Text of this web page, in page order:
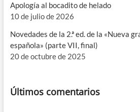
Apología al bocadito de helado
10 de julio de 2026
Novedades de la 2.ª ed. de la «Nueva
española» (parte VII, final)
20 de octubre de 2025
Últimos comentarios